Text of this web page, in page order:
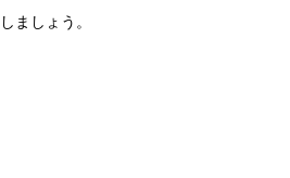
ましょう。